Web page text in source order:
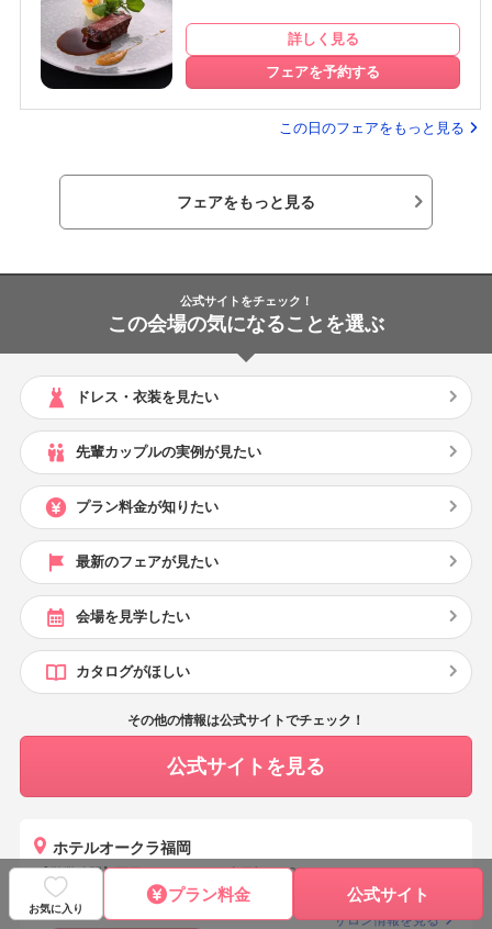
詳しく見る
フェアを予約する
この日のフェアをもっと見る
フェアをもっと見る
公式サイトをチェック！
この会場の気になることを選ぶ
ドレス・衣装を見たい
先輩カップルの実例が見たい
プラン料金が知りたい
最新のフェアが見たい
会場を見学したい
カタログがほしい
その他の情報は公式サイトでチェック！
公式サイトを見る
ホテルオークラ福岡
【営業時間】平日 11:00-17:00 / 土日祝 10:00-18:00
【定休日】毎週火・水曜(祝日は除く)
サロン情報を見る
お気に入り
プラン料金 公式サイト